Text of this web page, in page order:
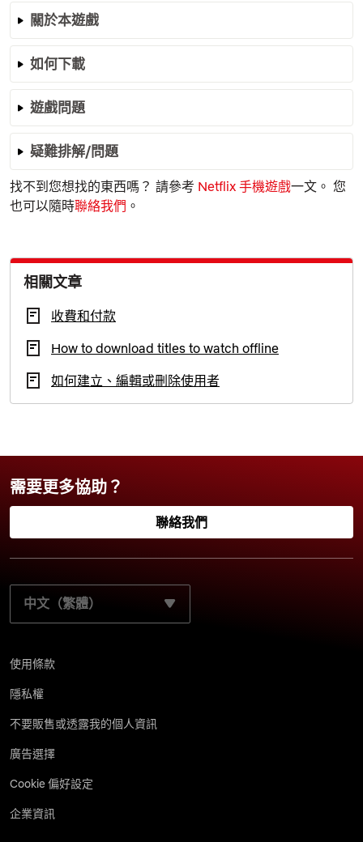
關於本遊戲
如何下載
遊戲問題
疑難排解/問題
找不到您想找的東西嗎？ 請參考 Netflix 手機遊戲一文。 您
也可以隨時聯絡我們 。
相關文章
收費和付款
How to download titles to watch offline
如何建立、編輯或刪除使用者
需要更多協助？
聯絡我們
請選取您的慣用語言：
使用條款
隱私權
不要販售或透露我的個人資訊
廣告選擇
Cookie 偏好設定
企業資訊